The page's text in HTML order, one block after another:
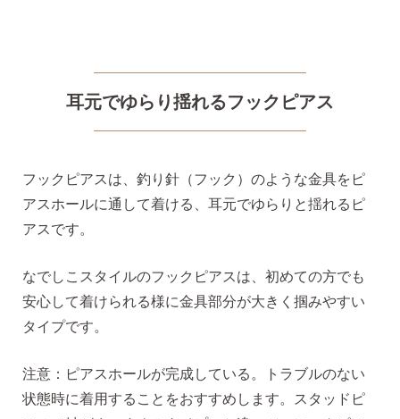
#アイスカラー #バックキャッチ
耳元でゆらり揺れるフックピアス
フックピアスは、釣り針（フック）のような金具をピ
アスホールに通して着ける、耳元でゆらりと揺れるピ
アスです。
なでしこスタイルのフックピアスは、初めての方でも
安心して着けられる様に金具部分が大きく掴みやすい
タイプです。
注意：ピアスホールが完成している。トラブルのない
状態時に着用することをおすすめします。
スタッドピ